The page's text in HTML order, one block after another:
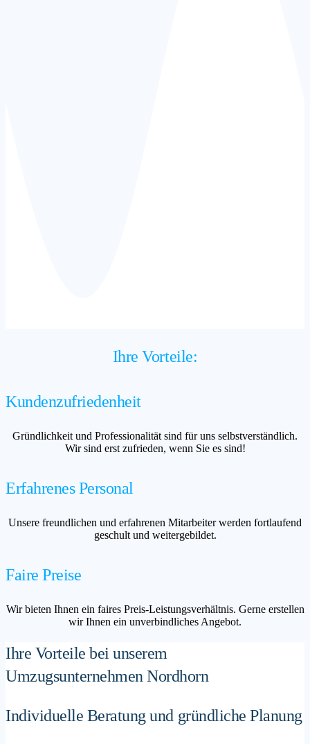
Ihre Vorteile:
Kundenzufriedenheit
Gründlichkeit und Professionalität sind für uns selbstverständlich.
Wir sind erst zufrieden, wenn Sie es sind!
Erfahrenes Personal
Unsere freundlichen und erfahrenen Mitarbeiter werden fortlaufend
geschult und weitergebildet.
Faire Preise
Wir bieten Ihnen ein faires Preis-Leistungsverhältnis. Gerne erstellen
wir Ihnen ein unverbindliches Angebot.
Ihre Vorteile bei unserem
Umzugsunternehmen Nordhorn
Individuelle Beratung und gründliche Planung